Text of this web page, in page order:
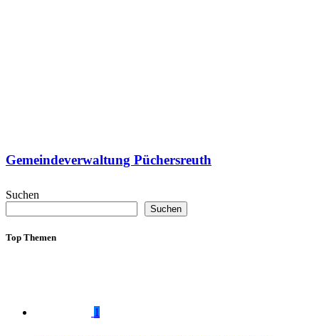
Gemeindeverwaltung Püchersreuth
Suchen
Suchen
Top Themen
1